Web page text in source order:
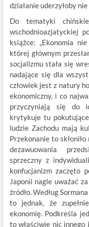
działanie uderzyłoby
Do tematyki
wschodnioazjatyckiej
książce: „Ekonomia
której głównym
socjalizmu stała się
nadające się dla
człowiek jest z natury
ekonomiczny, i co
przyczyniają się do
krytykuje tu
ludzie Zachodu mają
Przekonanie to
dezawuowania
sprzeczny z
konfucjanizm zaczęto
Japonii nagle uważać
źródło. Według
to jednak, że
ekonomię. Podkreśla
to właściwie nic innego